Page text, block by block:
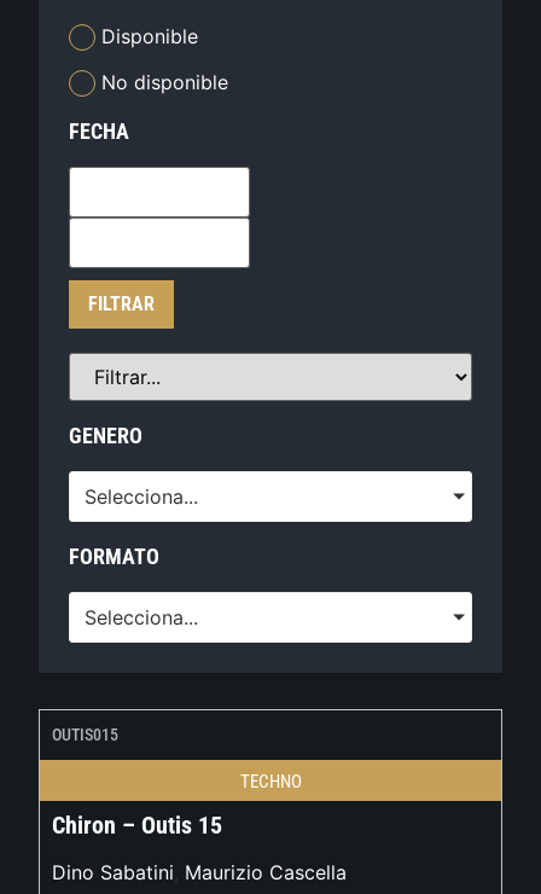
Disponible
No disponible
FECHA
FILTRAR
GENERO
Selecciona...
FORMATO
Selecciona...
OUTIS015
TECHNO
Chiron – Outis 15
Dino Sabatini, Maurizio Cascella